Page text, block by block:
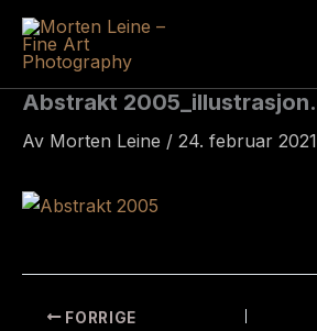
Hopp
rett
innholdet
Abstrakt 2005_illustrasjon.
Av Morten Leine / 24. februar 2021
FORRIGE